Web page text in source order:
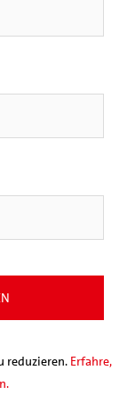
reduzieren. Erfahre,